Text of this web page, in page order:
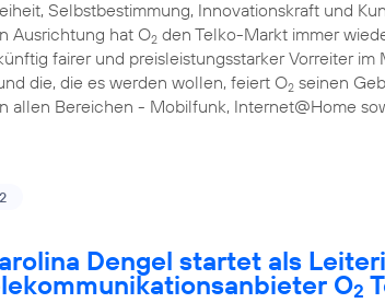
Selbstbestimmung, Innovationskraft und
Ausrichtung hat O2 den Telko-Markt immer
fairer und preisleistungsstarker Vorreiter im
die, die es werden wollen, feiert O2 seinen
allen Bereichen - Mobilfunk, Internet@Home
Dengel startet als
O2